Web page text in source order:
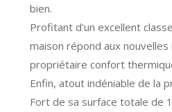
bien.
Profitant d'un excellent
maison répond aux
propriétaire confort
Enfin, atout indéniable de la
Fort de sa surface totale de